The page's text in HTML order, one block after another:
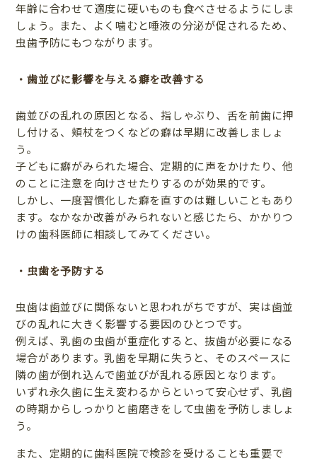
年齢に合わせて適度に硬いものも食べさせるようにしま
しょう。また、よく噛むと唾液の分泌が促されるため、
虫歯予防にもつながります。
・歯並びに影響を与える癖を改善する
歯並びの乱れの原因となる、指しゃぶり、舌を前歯に押
し付ける、頬杖をつくなどの癖は早期に改善しましょ
う。
子どもに癖がみられた場合、定期的に声をかけたり、他
のことに注意を向けさせたりするのが効果的です。
しかし、一度習慣化した癖を直すのは難しいこともあり
ます。なかなか改善がみられないと感じたら、かかりつ
けの歯科医師に相談してみてください。
・虫歯を予防する
虫歯は歯並びに関係ないと思われがちですが、実は歯並
びの乱れに大きく影響する要因のひとつです。
例えば、乳歯の虫歯が重症化すると、抜歯が必要になる
場合があります。乳歯を早期に失うと、そのスペースに
隣の歯が倒れ込んで歯並びが乱れる原因となります。
いずれ永久歯に生え変わるからといって安心せず、乳歯
の時期からしっかりと歯磨きをして虫歯を予防しましょ
う。
また、定期的に歯科医院で検診を受けることも重要で